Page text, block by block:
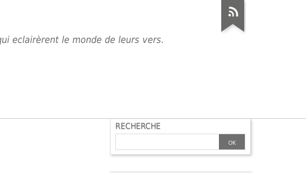
eclairèrent le monde de leurs vers.
RECHERCHE